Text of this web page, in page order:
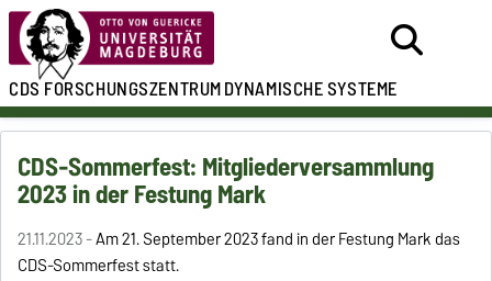
CDSFORSCHUNGSZENTRUMDYNAMISCHE SYSTEME
CDS-Sommerfest: Mitgliederversammlung
2023 in der Festung Mark
21.11.2023 -Am 21. September 2023 fand in der Festung Mark das
CDS-Sommerfest statt.